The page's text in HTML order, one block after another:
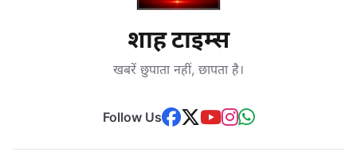
शाह टाइम्स
खबरें छुपाता नहीं, छापता है।
Follow Us